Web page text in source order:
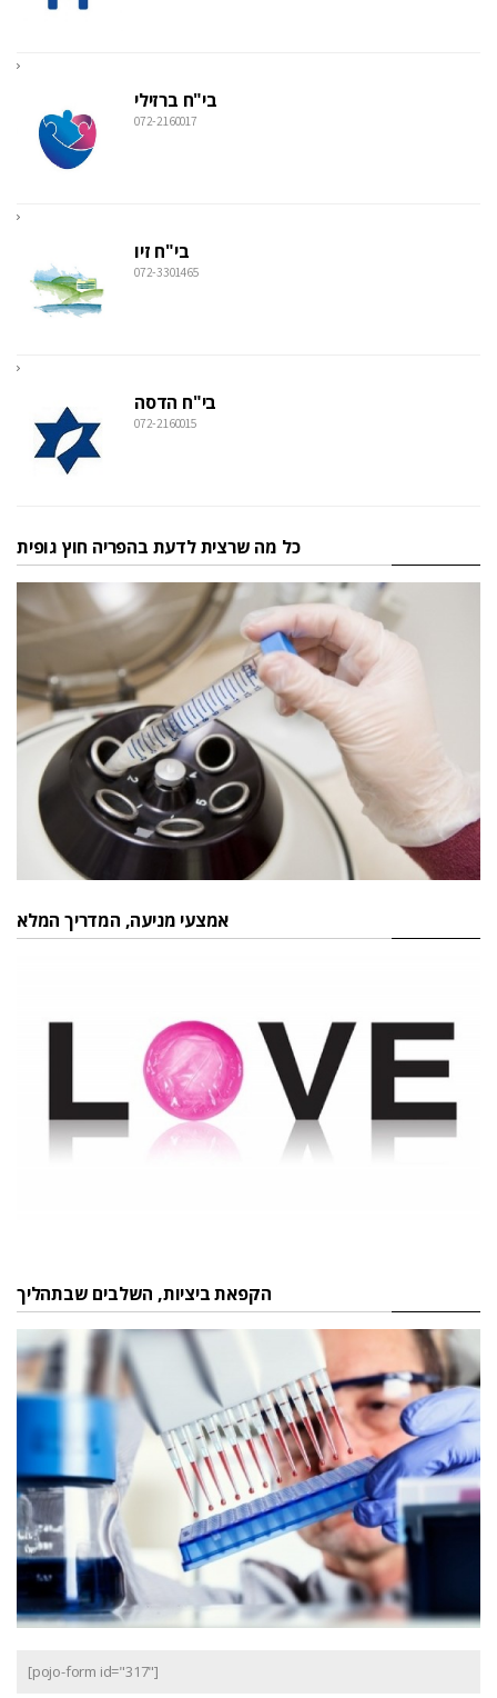
בי"ח ברזילי
072-2160017
בי"ח זיו
072-3301465
בי"ח הדסה
072-2160015
כל מה שרצית לדעת בהפריה חוץ גופית
אמצעי מניעה, המדריך המלא
הקפאת ביציות, השלבים שבתהליך
[pojo-form id="317"]